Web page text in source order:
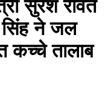
सुरेश रावत
ने जल
कच्चे तालाब